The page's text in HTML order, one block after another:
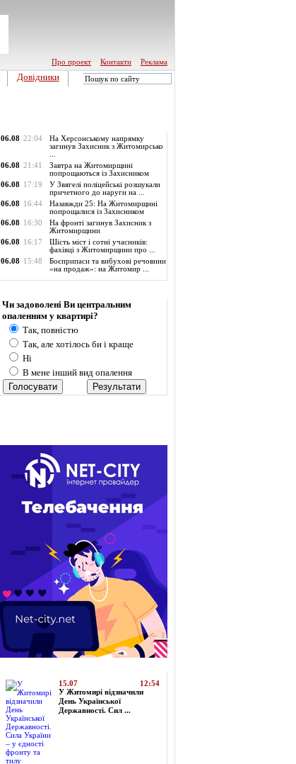
Про проект
Контакти Реклама
Довідники
06.08 22:04
На Херсонському напрямку
загинув Захисник з Житомирсько
06.08 21:41
Завтра на Житомирщині
попрощаються із Захисником
06.08 17:19
У Звягелі поліцейські розшукали
причетного до наруги на ...
06.08 16:44
Назавжди 25: На Житомирщині
попрощалися із Захисником
06.08 16:30
На фронті загинув Захисник з
Житомирщини
06.08 16:17
Шість міст і сотні учасників:
фахівці з Житомирщини про ...
06.08 15:48
Боєприпаси та вибухові речовини
«на продаж»: на Житомир ...
Чи задоволені Ви центральним
опаленням у квартирі?
Так, повністю
Так, але хотілось би і краще
Ні
В мене інший вид опалення
15.07
12:54
У Житомирі відзначили
День Української
Державності. Сил ...